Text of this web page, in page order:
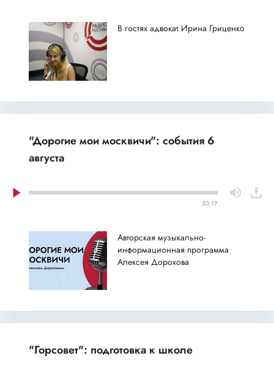
В гостях адвокат Ирина Гриценко
"Дорогие мои москвичи": события 6
августа
53:17
Авторская музыкально-
информационная программа
Алексея Дорохова
"Горсовет": подготовка к школе